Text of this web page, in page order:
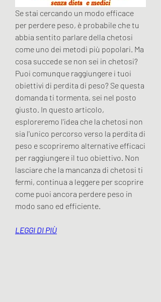
Se stai cercando un modo efficace
per perdere peso, è probabile che tu
abbia sentito parlare della chetosi
come uno dei metodi più popolari. Ma
cosa succede se non sei in chetosi?
Puoi comunque raggiungere i tuoi
obiettivi di perdita di peso? Se questa
domanda ti tormenta, sei nel posto
giusto. In questo articolo,
esploreremo l'idea che la chetosi non
sia l'unico percorso verso la perdita di
peso e scopriremo alternative efficaci
per raggiungere il tuo obiettivo. Non
lasciare che la mancanza di chetosi ti
fermi, continua a leggere per scoprire
come puoi ancora perdere peso in
modo sano ed efficiente.
LEGGI DI PIÙ